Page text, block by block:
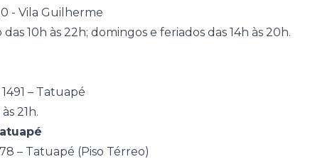
- Vila Guilherme
10h às 22h; domingos e feriados das 14h às 20h.
– Tatuapé
21h.
– Tatuapé (Piso Térreo)